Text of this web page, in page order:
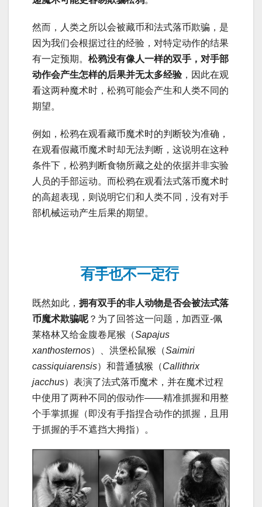
然而，人类之所以会被藏币和法式落币欺骗，是
因为我们会根据过往的经验，对特定动作的结果
有一定预期。 松鸦没有像人一样的双手，对手部
动作会产生怎样的后果并无太多经验，因此在观
看这两种魔术时，松鸦可能会产生和人类不同的
期望。
例如，松鸦在观看藏币魔术时的判断较为准确，
在观看假藏币魔术时却无法判断，这说明在这种
条件下，松鸦判断食物所藏之处的依据并非实验
人员的手部运动。而松鸦在观看法式落币魔术时
的高超表现，则说明它们和人类不同，没有对手
部机械运动产生后果的期望。
有手也不一定行
既然如此， 拥有双手的非人动物是否会被法式落
币魔术欺骗呢？为了回答这一问题，加西亚-佩
莱格林又给金腹卷尾猴（Sapajus
xanthosternos）、洪堡松鼠猴（Saimiri
cassiquiarensis）和普通狨猴（Callithrix
jacchus）表演了法式落币魔术，并在魔术过程
中使用了两种不同的假动作——精准抓握和用整
个手掌抓握（即没有手指捏合动作的抓握，且用
于抓握的手不遮挡大拇指）。